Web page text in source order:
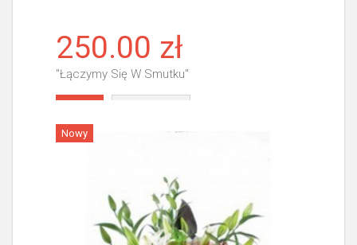
250.00 zł
"Łączymy Się W Smutku"
Nowy